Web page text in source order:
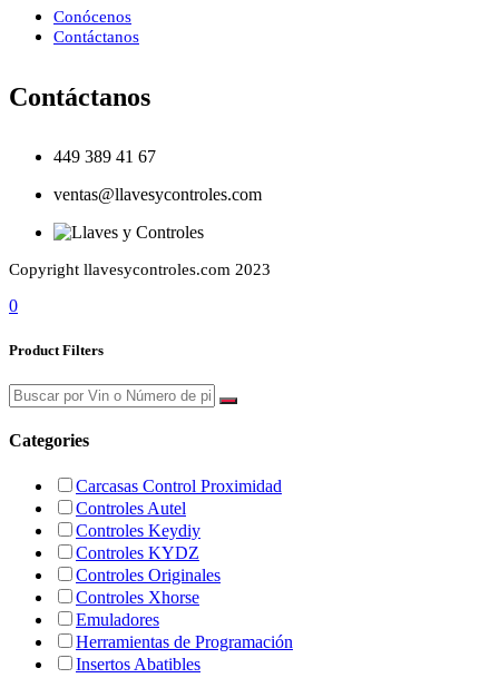
Conócenos
Contáctanos
Contáctanos
449 389 41 67
ventas@llavesycontroles.com
Copyright llavesycontroles.com 2023
0
Product Filters
Categories
Carcasas Control Proximidad
Controles Autel
Controles Keydiy
Controles KYDZ
Controles Originales
Controles Xhorse
Emuladores
Herramientas de Programación
Insertos Abatibles